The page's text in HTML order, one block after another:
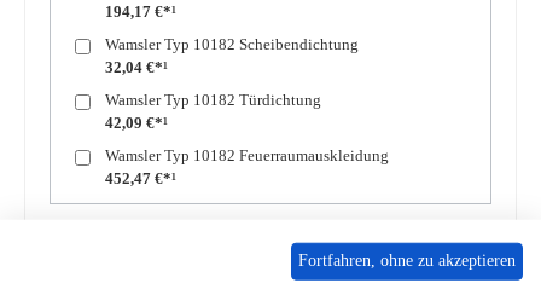
194,17 €*¹
Wamsler Typ 10182 Scheibendichtung
32,04 €*¹
Wamsler Typ 10182 Türdichtung
42,09 €*¹
Wamsler Typ 10182 Feuerraumauskleidung
452,47 €*¹
In den Warenkorb
Fortfahren, ohne zu akzeptieren